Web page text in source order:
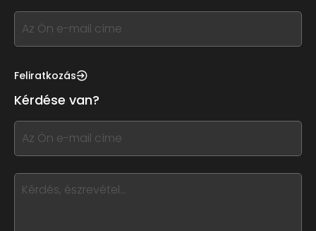
If
you
this,
this
form
field
blank
Feliratkozás
Kérdése van?
If
you
this,